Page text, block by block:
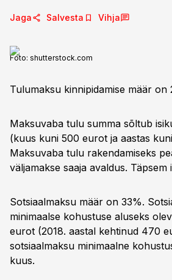
Jaga Salvesta Vihja
Foto: shutterstock.com
Tulumaksu kinnipidamise määr on
Maksuvaba tulu summa sõltub
(kuus kuni 500 eurot ja aastas
Maksuvaba tulu rakendamiseks
väljamakse saaja avaldus. Täpsem
Sotsiaalmaksu määr on 33%.
minimaalse kohustuse aluseks
eurot (2018. aastal kehtinud 470
sotsiaalmaksu minimaalne
kuus.